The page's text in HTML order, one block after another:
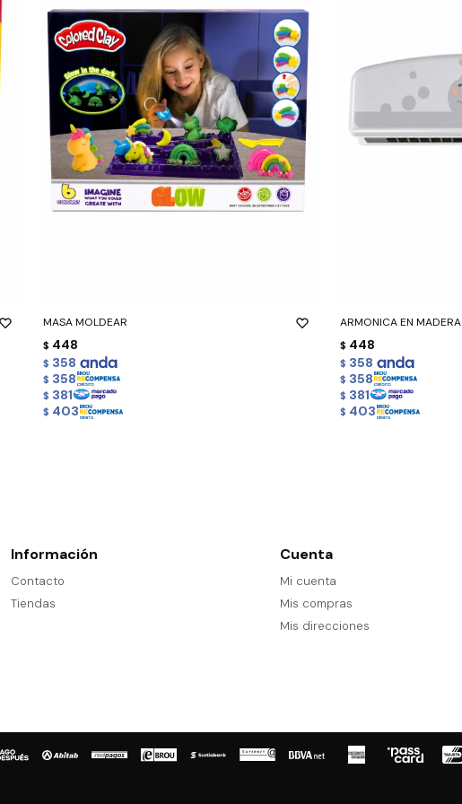
MASA MOLDEAR
$ 448
$ 358
$ 358
$ 381
$ 403
ARMONICA EN MADERA
$ 448
$ 358
$ 358
$ 381
$ 403
Información
Contacto
Tiendas
Cuenta
Mi cuenta
Mis compras
Mis direcciones